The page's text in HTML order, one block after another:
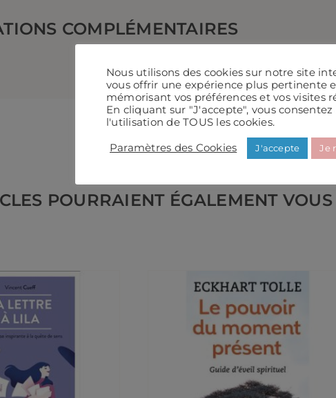
COMPLÉMENTAIRES
POURRAIENT ÉGALEMENT
Nous utilisons des cookies sur notre site
vous offrir une expérience plus pertinente
mémorisant vos préférences et vos visites
En cliquant sur "J'accepte", vous consentez
l'utilisation de TOUS les cookies.
Paramètres des Cookies J'accepte Je